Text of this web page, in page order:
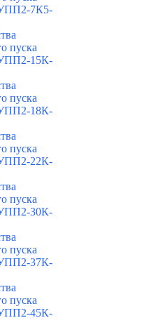
7К5-
пуска
15К-
пуска
18К-
пуска
22К-
пуска
30К-
пуска
37К-
пуска
45К-